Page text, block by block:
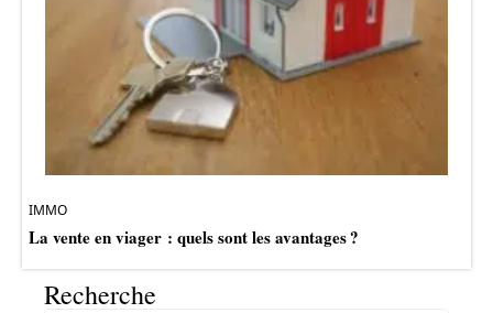
IMMO
La vente en viager : quels sont les avantages ?
Recherche